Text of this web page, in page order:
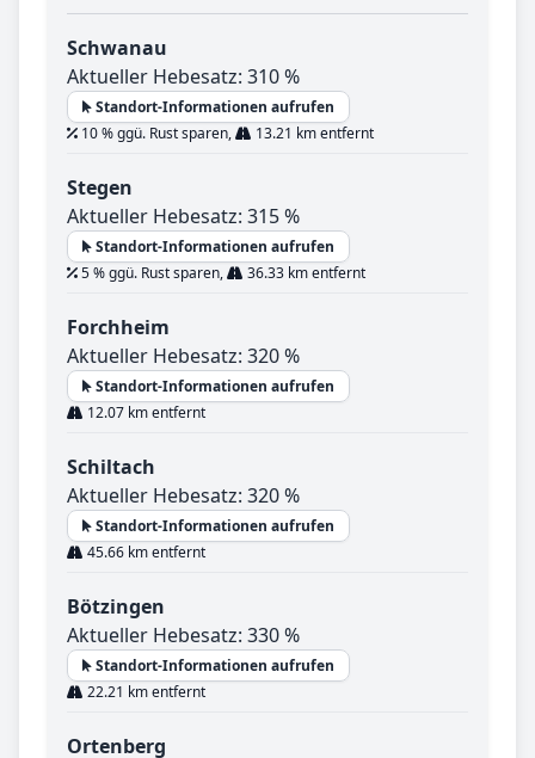
Schwanau
Aktueller Hebesatz: 310 %
Standort-Informationen aufrufen
10 % ggü. Rust sparen,
13.21 km entfernt
Stegen
Aktueller Hebesatz: 315 %
Standort-Informationen aufrufen
5 % ggü. Rust sparen,
36.33 km entfernt
Forchheim
Aktueller Hebesatz: 320 %
Standort-Informationen aufrufen
12.07 km entfernt
Schiltach
Aktueller Hebesatz: 320 %
Standort-Informationen aufrufen
45.66 km entfernt
Bötzingen
Aktueller Hebesatz: 330 %
Standort-Informationen aufrufen
22.21 km entfernt
Ortenberg